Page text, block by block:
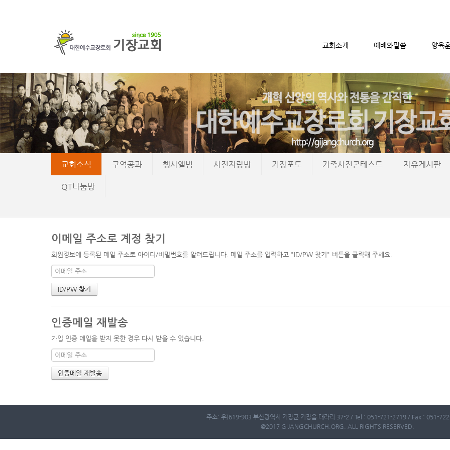
교회소개 예배와말씀 양육
메뉴 건너뛰기
교회소식 구역공과 행사앨범 사진자랑방 기장포토 가족사진콘테스트 자유게시판
QT나눔방
이메일 주소로 계정 찾기
회원정보에 등록된 메일 주소로 아이디/비밀번호를 알려드립니다. 메일 주소를 입력하고 "ID/PW 찾기" 버튼을 클릭해 주세요.
인증메일 재발송
가입 인증 메일을 받지 못한 경우 다시 받을 수 있습니다.
주소: 우)619-903 부산광역시 기장군 기장읍 대라리 37-2 / Tel : 051-721-2719 / Fax : 051-
@2017 GIJANGCHURCH.ORG. ALL RIGHTS RESERVED.